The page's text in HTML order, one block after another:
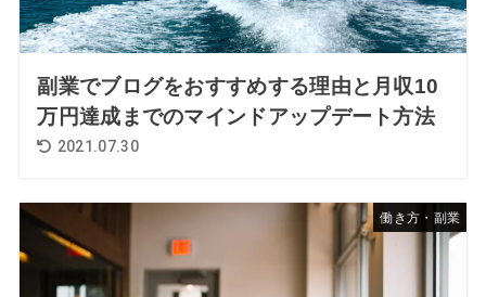
副業でブログをおすすめする理由と月収10
万円達成までのマインドアップデート方法
2021.07.30
働き方・副業